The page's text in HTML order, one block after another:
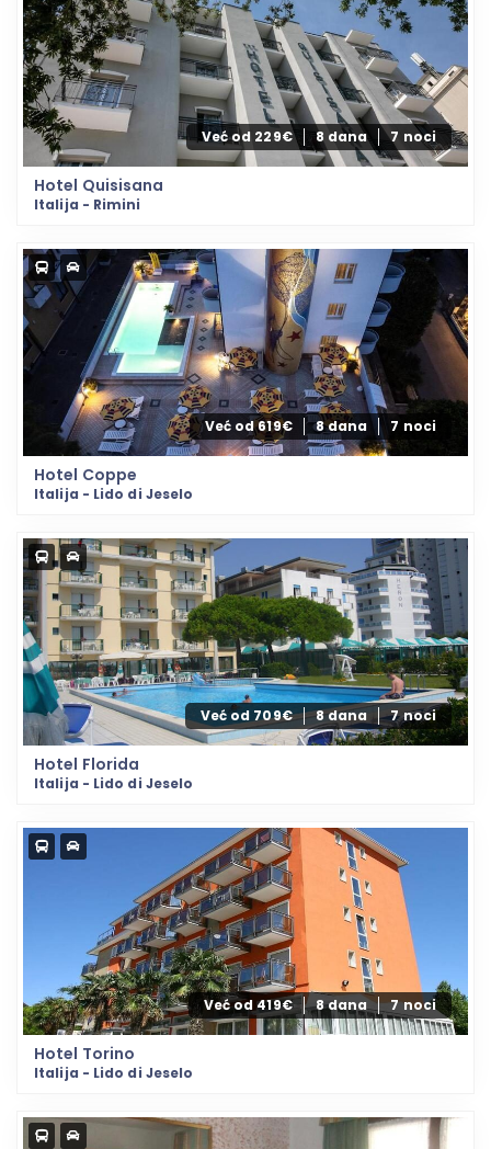
Već od 229€ 8 dana 7 noci
Hotel Quisisana
Italija - Rimini
Već od 619€ 8 dana 7 noci
Hotel Coppe
Italija - Lido di Jeselo
Već od 709€ 8 dana 7 noci
Hotel Florida
Italija - Lido di Jeselo
Već od 419€ 8 dana 7 noci
Hotel Torino
Italija - Lido di Jeselo